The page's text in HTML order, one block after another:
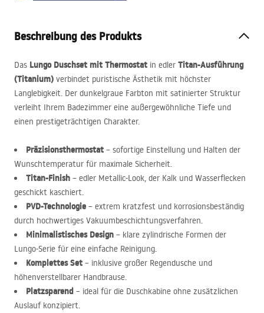
Beschreibung des Produkts
Das Lungo Duschset mit Thermostat in edler Titan-Ausführung
(Titanium) verbindet puristische Ästhetik mit höchster
Langlebigkeit. Der dunkelgraue Farbton mit satinierter Struktur
verleiht Ihrem Badezimmer eine außergewöhnliche Tiefe und
einen prestigeträchtigen Charakter.
Präzisionsthermostat – sofortige Einstellung und Halten der
Wunschtemperatur für maximale Sicherheit.
Titan-Finish – edler Metallic-Look, der Kalk und Wasserflecken
geschickt kaschiert.
PVD-Technologie – extrem kratzfest und korrosionsbeständig
durch hochwertiges Vakuumbeschichtungsverfahren.
Minimalistisches Design – klare zylindrische Formen der
Lungo-Serie für eine einfache Reinigung.
Komplettes Set – inklusive großer Regendusche und
höhenverstellbarer Handbrause.
Platzsparend – ideal für die Duschkabine ohne zusätzlichen
Auslauf konzipiert.